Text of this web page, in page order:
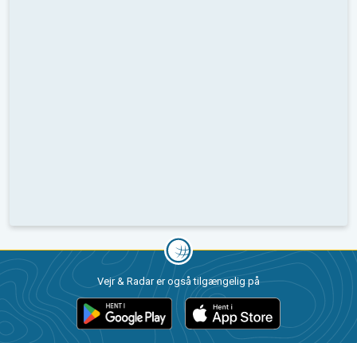
Vejr & Radar er også tilgængelig på